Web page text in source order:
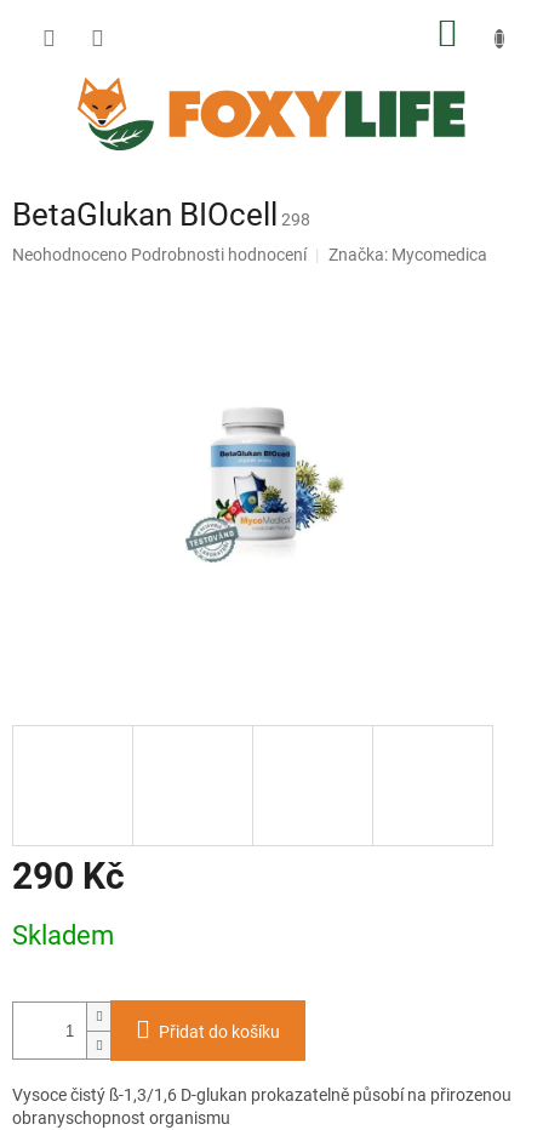
BetaGlukan BIOcell
298
Průměrné
Neohodnoceno Podrobnosti hodnocení Značka: Mycomedica
290 Kč
cena:
Skladem
Přidat do košíku
Vysoce čistý ß-1,3/1,6 D-glukan prokazatelně působí na přirozenou
obranyschopnost organismu